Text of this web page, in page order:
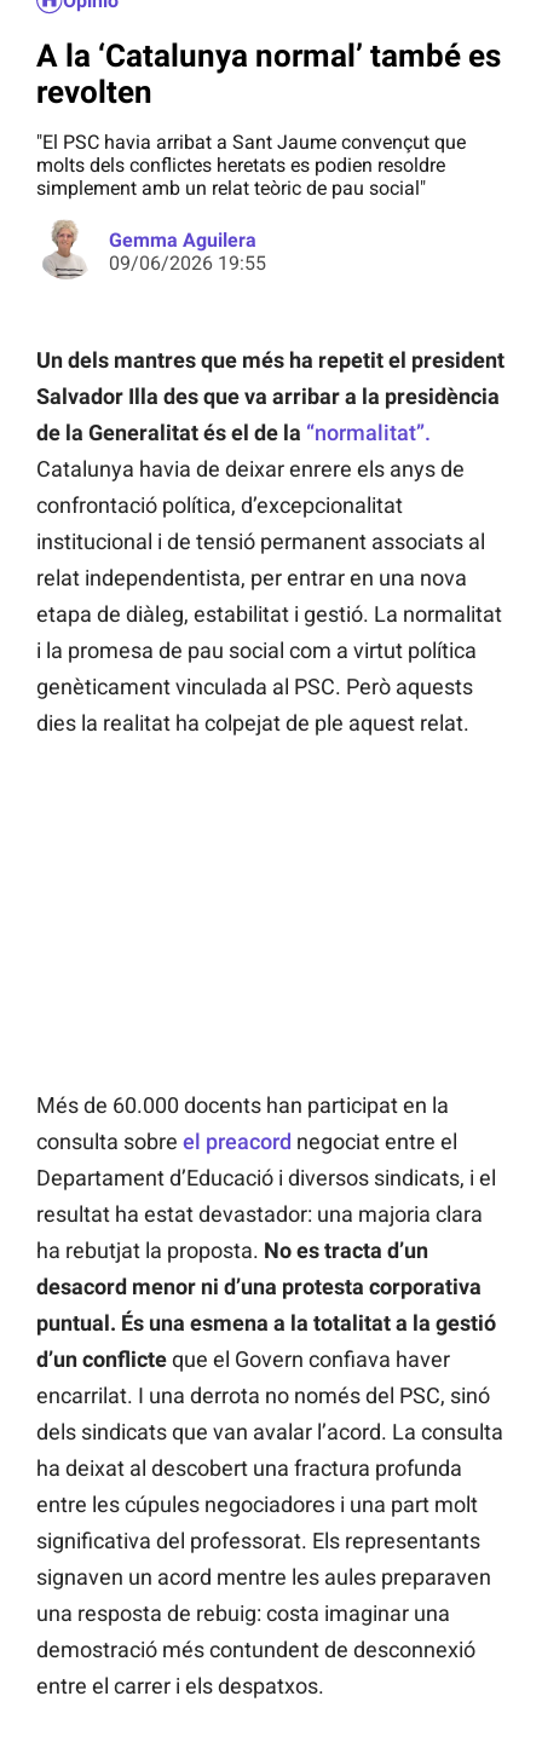
A la ‘Catalunya normal’ també es
revolten
"El PSC havia arribat a Sant Jaume convençut que
molts dels conflictes heretats es podien resoldre
simplement amb un relat teòric de pau social"
Gemma Aguilera
09/06/2026 19:55
Un dels mantres que més ha repetit el president
Salvador Illa des que va arribar a la presidència
de la Generalitat és el de la “normalitat”.
Catalunya havia de deixar enrere els anys de
confrontació política, d’excepcionalitat
institucional i de tensió permanent associats al
relat independentista, per entrar en una nova
etapa de diàleg, estabilitat i gestió. La normalitat
i la promesa de pau social com a virtut política
genèticament vinculada al PSC. Però aquests
dies la realitat ha colpejat de ple aquest relat.
Més de 60.000 docents han participat en la
consulta sobre el preacord negociat entre el
Departament d’Educació i diversos sindicats, i el
resultat ha estat devastador: una majoria clara
ha rebutjat la proposta. No es tracta d’un
desacord menor ni d’una protesta corporativa
puntual. És una esmena a la totalitat a la gestió
d’un conflicteque el Govern confiava haver
encarrilat. I una derrota no només del PSC, sinó
dels sindicats que van avalar l’acord. La consulta
ha deixat al descobert una fractura profunda
entre les cúpules negociadores i una part molt
significativa del professorat. Els representants
signaven un acord mentre les aules preparaven
una resposta de rebuig: costa imaginar una
demostració més contundent de desconnexió
entre el carrer i els despatxos.